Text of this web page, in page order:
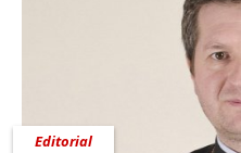
Editorial